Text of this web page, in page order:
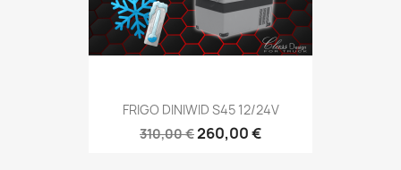
FRIGO DINIWID S45 12/24V
310,00 €260,00 €